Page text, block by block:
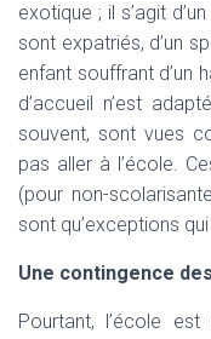
exotique ; il s’agit
sont expatriés, d’un
enfant souffrant d’un
d’accueil n’est
souvent, sont vues
pas aller à l’école.
(pour non-
sont qu’exceptions
Une contingence
Pourtant, l’école